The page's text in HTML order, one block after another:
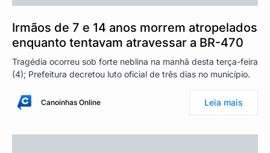
Irmãos de 7 e 14 anos morrem atropelados
enquanto tentavam atravessar a BR-470
Tragédia ocorreu sob forte neblina na manhã desta terça-feira
(4); Prefeitura decretou luto oficial de três dias no município.
Canoinhas Online Leia mais